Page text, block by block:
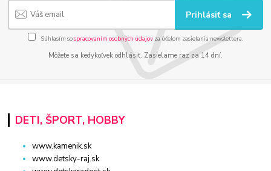
Prihlásiť sa
Súhlasím sospracovaním osobných údajov za účelom zasielania newslettera.
Môžete sa kedykoľvek odhlásiť. Zasielame raz za 14 dní.
DETI, ŠPORT, HOBBY
www.kamenik.sk
www.detsky-raj.sk